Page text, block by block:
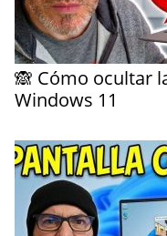
🙈 Cómo ocultar
Windows 11